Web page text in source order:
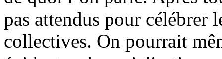
pas attendus pour célébrer
collectives. On pourrait